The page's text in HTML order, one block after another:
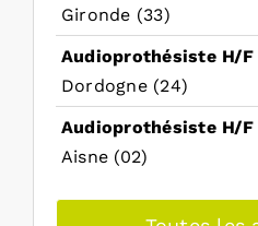
Gironde (33)
Audioprothésiste H/F
Dordogne (24)
Audioprothésiste H/F
Aisne (02)